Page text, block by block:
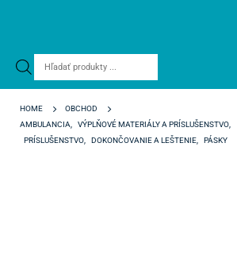
Products
HOME
OBCHOD
AMBULANCIA
VÝPLŇOVÉ MATERIÁLY A PRÍSLUŠENSTVO
PRÍSLUŠENSTVO
DOKONČOVANIE A LEŠTENIE
PÁSKY